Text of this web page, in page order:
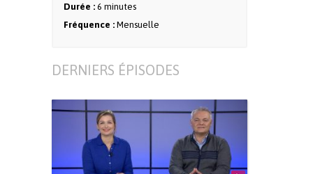
Durée : 6 minutes
Fréquence : Mensuelle
DERNIERS ÉPISODES